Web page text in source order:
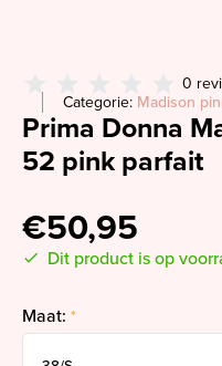
0
Categorie: Madison
Prima Donna
52 pink parfait
€50,95
Dit product is op
Maat: *